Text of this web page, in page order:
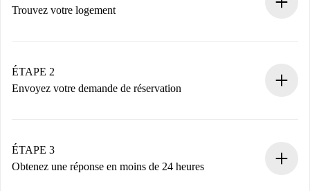
Trouvez votre logement
Vous disposez à l’avance de toutes les informations
nécessaires.
ÉTAPE 2
Envoyez votre demande de réservation
Nous ne vous facturerons rien tant que le propriétaire
n’aura pas accepté.
ÉTAPE 3
Obtenez une réponse en moins de 24 heures